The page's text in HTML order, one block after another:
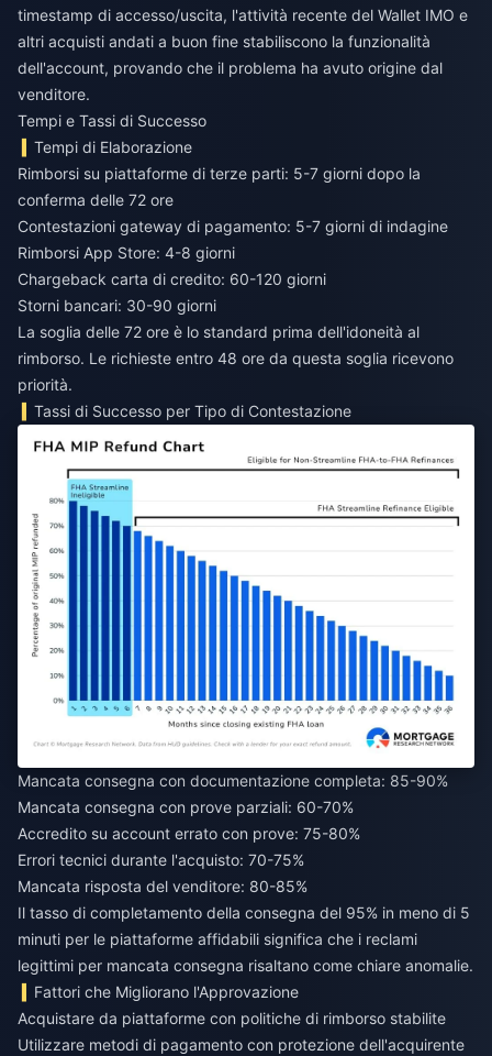
timestamp di accesso/uscita, l'attività recente del Wallet IMO e
altri acquisti andati a buon fine stabiliscono la funzionalità
dell'account, provando che il problema ha avuto origine dal
venditore.
Tempi e Tassi di Successo
Tempi di Elaborazione
Rimborsi su piattaforme di terze parti: 5-7 giorni dopo la
conferma delle 72 ore
Contestazioni gateway di pagamento: 5-7 giorni di indagine
Rimborsi App Store: 4-8 giorni
Chargeback carta di credito: 60-120 giorni
Storni bancari: 30-90 giorni
La soglia delle 72 ore è lo standard prima dell'idoneità al
rimborso. Le richieste entro 48 ore da questa soglia ricevono
priorità.
Tassi di Successo per Tipo di Contestazione
Mancata consegna con documentazione completa: 85-90%
Mancata consegna con prove parziali: 60-70%
Accredito su account errato con prove: 75-80%
Errori tecnici durante l'acquisto: 70-75%
Mancata risposta del venditore: 80-85%
Il tasso di completamento della consegna del 95% in meno di 5
minuti per le piattaforme affidabili significa che i reclami
legittimi per mancata consegna risaltano come chiare anomalie.
Fattori che Migliorano l'Approvazione
Acquistare da piattaforme con politiche di rimborso stabilite
Utilizzare metodi di pagamento con protezione dell'acquirente